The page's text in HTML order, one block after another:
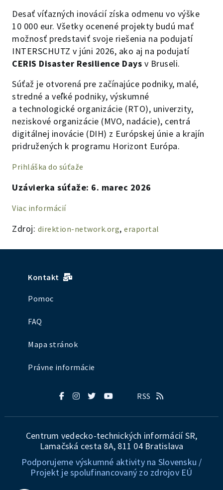
Desať víťazných inovácií získa odmenu vo výške
10 000 eur. Všetky ocenené projekty budú mať
možnosť predstaviť svoje riešenia na podujatí
INTERSCHUTZ v júni 2026, ako aj na podujatí
CERIS Disaster Resilience Days v Bruseli.
Súťaž je otvorená pre začínajúce podniky, malé,
stredné a veľké podniky, výskumné
a technologické organizácie (RTO), univerzity,
neziskové organizácie (MVO, nadácie), centrá
digitálnej inovácie (DIH) z Európskej únie a krajín
pridružených k programu Horizont Európa.
Prihláška do súťaže
Uzávierka súťaže: 6. marec 2026
Viac informácií
Zdroj: direktion-network.org, eraportal
Kontakt
Pomoc
FAQ
Mapa stránok
Právne informácie
RSS
Centrum vedecko-technických informácií SR,
Lamačská cesta 8A, 811 04 Bratislava
Podporujeme výskumné aktivity na Slovensku /
Projekt je spolufinancovaný zo zdrojov EÚ